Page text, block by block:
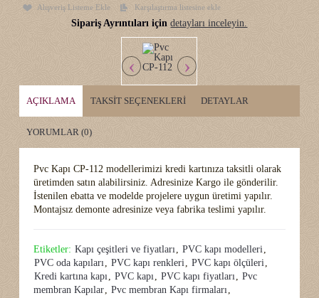
Alışveriş Listeme Ekle Karşılaştırma listesine ekle
Sipariş Ayrıntıları için detayları inceleyin.
‹ ›
AÇIKLAMA TAKSIT SEÇENEKLERI DETAYLAR
YORUMLAR (0)
Pvc Kapı CP-112 modellerimizi kredi kartınıza taksitli olarak
üretimden satın alabilirsiniz. Adresinize Kargo ile gönderilir.
İstenilen ebatta ve modelde projelere uygun üretimi yapılır.
Montajsız demonte adresinize veya fabrika teslimi yapılır.
Etiketler: Kapı çeşitleri ve fiyatları, PVC kapı modelleri,
PVC oda kapıları, PVC kapı renkleri, PVC kapı ölçüleri,
Kredi kartına kapı, PVC kapı, PVC kapı fiyatları, Pvc
membran Kapılar, Pvc membran Kapı firmaları,